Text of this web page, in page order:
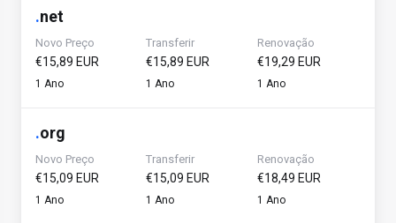
.net
Novo Preço
€15,89 EUR
1 Ano
Transferir
€15,89 EUR
1 Ano
Renovação
€19,29 EUR
1 Ano
.org
Novo Preço
€15,09 EUR
1 Ano
Transferir
€15,09 EUR
1 Ano
Renovação
€18,49 EUR
1 Ano